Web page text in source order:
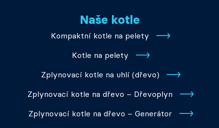
Naše kotle
Kompaktní kotle na pelety
Kotle na pelety
Zplynovací kotle na uhlí (dřevo)
Zplynovací kotle na dřevo – Dřevoplyn
Zplynovací kotle na dřevo – Generátor